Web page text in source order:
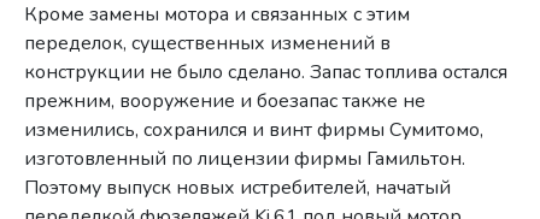
Кроме замены мотора и связанных с этим
переделок, существенных изменений в
конструкции не было сделано. Запас топлива остался
прежним, вооружение и боезапас также не
изменились, сохранился и винт фирмы Сумитомо,
изготовленный по лицензии фирмы Гамильтон.
Поэтому выпуск новых истребителей, начатый